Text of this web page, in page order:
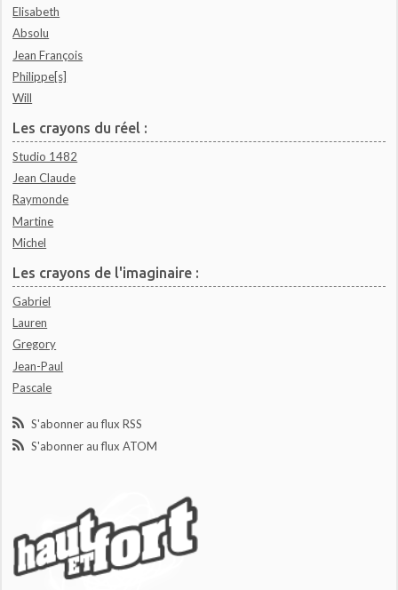
Elisabeth
Absolu
Jean François
Philippe[s]
Will
Les crayons du réel :
Studio 1482
Jean Claude
Raymonde
Martine
Michel
Les crayons de l'imaginaire :
Gabriel
Lauren
Gregory
Jean-Paul
Pascale
S'abonner au flux RSS
S'abonner au flux ATOM